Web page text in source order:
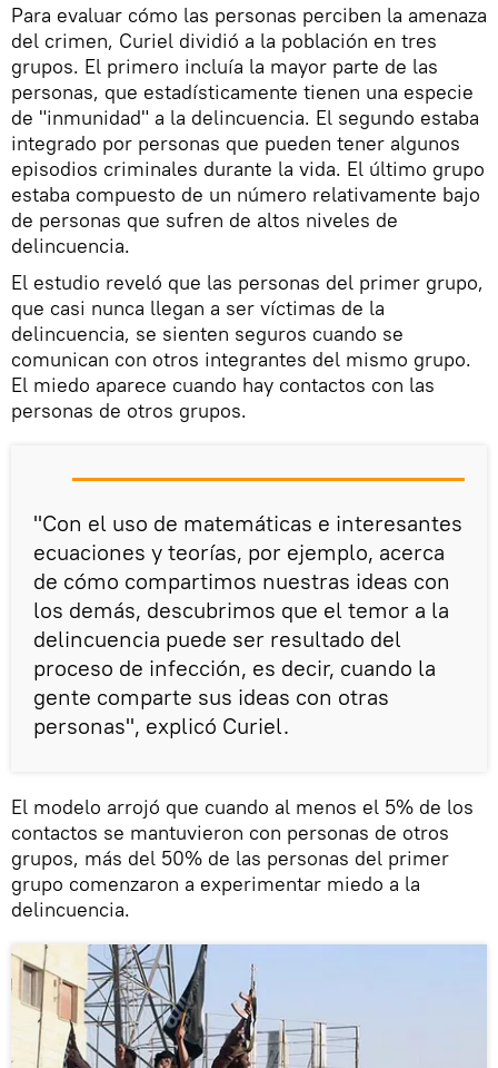
Para evaluar cómo las personas perciben la amenaza
del crimen, Curiel dividió a la población en tres
grupos. El primero incluía la mayor parte de las
personas, que estadísticamente tienen una especie
de "inmunidad" a la delincuencia. El segundo estaba
integrado por personas que pueden tener algunos
episodios criminales durante la vida. El último grupo
estaba compuesto de un número relativamente bajo
de personas que sufren de altos niveles de
delincuencia.
El estudio reveló que las personas del primer grupo,
que casi nunca llegan a ser víctimas de la
delincuencia, se sienten seguros cuando se
comunican con otros integrantes del mismo grupo.
El miedo aparece cuando hay contactos con las
personas de otros grupos.
"Con el uso de matemáticas e interesantes
ecuaciones y teorías, por ejemplo, acerca
de cómo compartimos nuestras ideas con
los demás, descubrimos que el temor a la
delincuencia puede ser resultado del
proceso de infección, es decir, cuando la
gente comparte sus ideas con otras
personas", explicó Curiel.
El modelo arrojó que cuando al menos el 5% de los
contactos se mantuvieron con personas de otros
grupos, más del 50% de las personas del primer
grupo comenzaron a experimentar miedo a la
delincuencia.